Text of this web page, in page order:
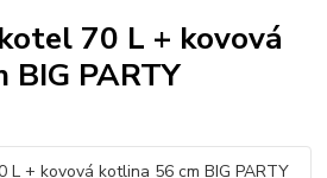
70 L + kovová
PARTY